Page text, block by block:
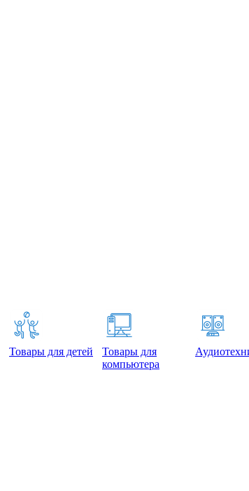
Товары для детей
Товары для
компьютера